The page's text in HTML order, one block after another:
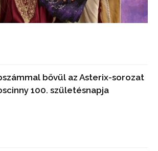
bővül az Asterix-sorozat
100. születésnapja